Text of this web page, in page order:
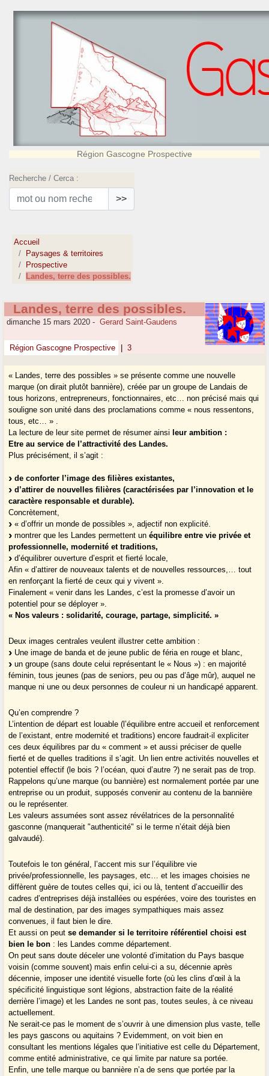
Région Gascogne Prospective
Recherche / Cerca :
>>
Accueil
Paysages & territoires
Prospective
Landes, terre des possibles.
Landes, terre des possibles.
dimanche 15 mars 2020 - Gerard Saint-Gaudens
Région Gascogne Prospective 3
« Landes, terre des possibles » se présente comme une nouvelle
marque (on dirait plutôt bannière), créée par un groupe de Landais de
tous horizons, entrepreneurs, fonctionnaires, etc… non précisé mais qui
souligne son unité dans des proclamations comme « nous ressentons,
tous, etc… » .
La lecture de leur site permet de résumer ainsi leur ambition :
Etre au service de l’attractivité des Landes.
Plus précisément, il s’agit :
de conforter l’image des filières existantes,
d’attirer de nouvelles filières (caractérisées par l’innovation et le
caractère responsable et durable).
Concrètement,
« d’offrir un monde de possibles », adjectif non explicité.
montrer que les Landes permettent unéquilibre entre vie privée et
professionnelle, modernité et traditions,
d’équilibrer ouverture d’esprit et fierté locale,
Afin « d’attirer de nouveaux talents et de nouvelles ressources,… tout
en renforçant la fierté de ceux qui y vivent ».
Finalement « venir dans les Landes, c’est la promesse d’avoir un
potentiel pour se déployer ».
« Nos valeurs : solidarité, courage, partage, simplicité. »
Deux images centrales veulent illustrer cette ambition :
Une image de banda et de jeune public de féria en rouge et blanc,
un groupe (sans doute celui représentant le « Nous ») : en majorité
féminin, tous jeunes (pas de seniors, peu ou pas d’âge mûr), auquel ne
manque ni une ou deux personnes de couleur ni un handicapé apparent.
Qu’en comprendre ?
L’intention de départ est louable (l’équilibre entre accueil et renforcement
de l’existant, entre modernité et traditions) encore faudrait-il expliciter
ces deux équilibres par du « comment » et aussi préciser de quelle
fierté et de quelles traditions il s’agit. Un lien entre activités nouvelles et
potentiel effectif (le bois ? l’océan, quoi d’autre ?) ne serait pas de trop.
Rappelons qu’une marque (ou bannière) est normalement portée par une
entreprise ou un produit, supposés convenir au contenu de la bannière
ou le représenter.
Les valeurs assumées sont assez révélatrices de la personnalité
gasconne (manquerait "authenticité" si le terme n’était déjà bien
galvaudé).
Toutefois le ton général, l’accent mis sur l’équilibre vie
privée/professionnelle, les paysages, etc… et les images choisies ne
diffèrent guère de toutes celles qui, ici ou là, tentent d’accueillir des
cadres d’entreprises déjà installées ou espérées, voire des touristes en
mal de destination, par des images sympathiques mais assez
convenues, il faut bien le dire.
Et aussi on peutse demander si le territoire référentiel choisi est
bien le bon : les Landes comme département.
On peut sans doute déceler une volonté d’imitation du Pays basque
voisin (comme souvent) mais enfin celui-ci a su, décennie après
décennie, imposer une identité visuelle forte (où les clins d’œil à la
spécificité linguistique sont légions, abstraction faite de la réalité
derrière l’image) et les Landes ne sont pas, toutes seules, à ce niveau
actuellement.
Ne serait-ce pas le moment de s’ouvrir à une dimension plus vaste, telle
les pays gascons ou aquitains ? Evidemment, on voit bien en
consultant les mentions légales que l’initiative est celle du Département,
comme entité administrative, ce qui limite par nature sa portée.
Enfin, une telle marque ou bannière n’a de sens que portée par la